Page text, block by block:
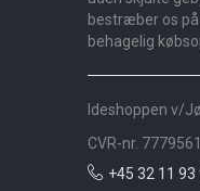
bestræber os
behagelig
Ideshoppen v/
CVR-nr.
+45 32 11 93